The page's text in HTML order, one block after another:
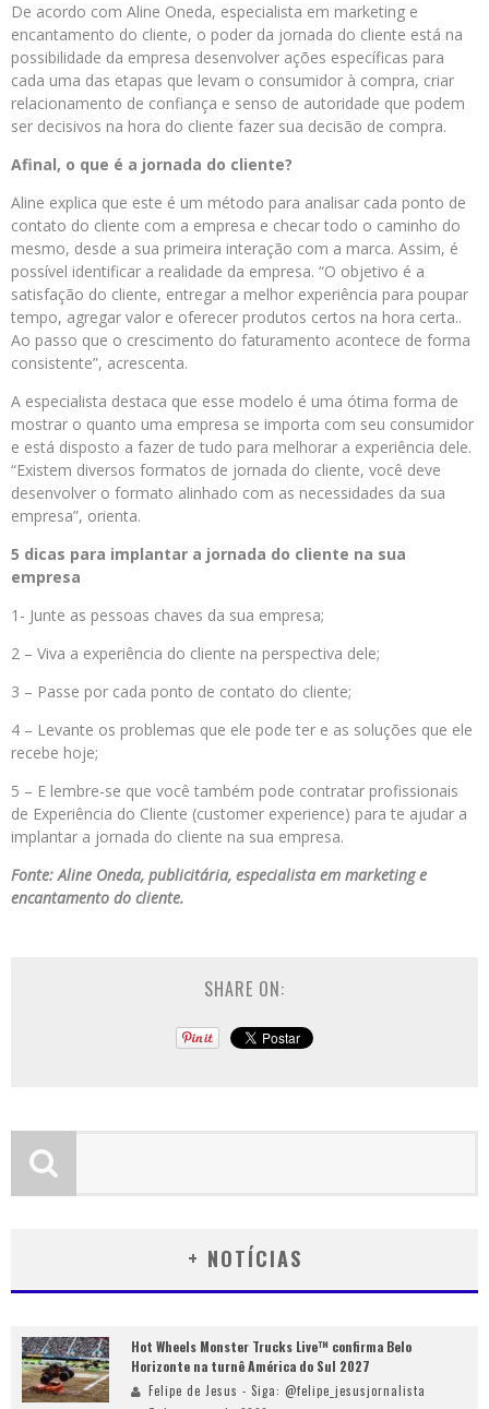
De acordo com Aline Oneda, especialista em marketing e
encantamento do cliente, o poder da jornada do cliente está na
possibilidade da empresa desenvolver ações específicas para
cada uma das etapas que levam o consumidor à compra, criar
relacionamento de confiança e senso de autoridade que podem
ser decisivos na hora do cliente fazer sua decisão de compra.
Afinal, o que é a jornada do cliente?
Aline explica que este é um método para analisar cada ponto de
contato do cliente com a empresa e checar todo o caminho do
mesmo, desde a sua primeira interação com a marca. Assim, é
possível identificar a realidade da empresa. “O objetivo é a
satisfação do cliente, entregar a melhor experiência para poupar
tempo, agregar valor e oferecer produtos certos na hora certa..
Ao passo que o crescimento do faturamento acontece de forma
consistente”, acrescenta.
A especialista destaca que esse modelo é uma ótima forma de
mostrar o quanto uma empresa se importa com seu consumidor
e está disposto a fazer de tudo para melhorar a experiência dele.
“Existem diversos formatos de jornada do cliente, você deve
desenvolver o formato alinhado com as necessidades da sua
empresa”, orienta.
5 dicas para implantar a jornada do cliente na sua
empresa
1- Junte as pessoas chaves da sua empresa;
2 – Viva a experiência do cliente na perspectiva dele;
3 – Passe por cada ponto de contato do cliente;
4 – Levante os problemas que ele pode ter e as soluções que ele
recebe hoje;
5 – E lembre-se que você também pode contratar profissionais
de Experiência do Cliente (customer experience) para te ajudar a
implantar a jornada do cliente na sua empresa.
Fonte: Aline Oneda, publicitária, especialista em marketing e
encantamento do cliente.
SHARE ON:
+ NOTÍCIAS
Hot Wheels Monster Trucks Live™ confirma Belo
Horizonte na turnê América do Sul 2027
Felipe de Jesus - Siga: @felipe_jesusjornalista